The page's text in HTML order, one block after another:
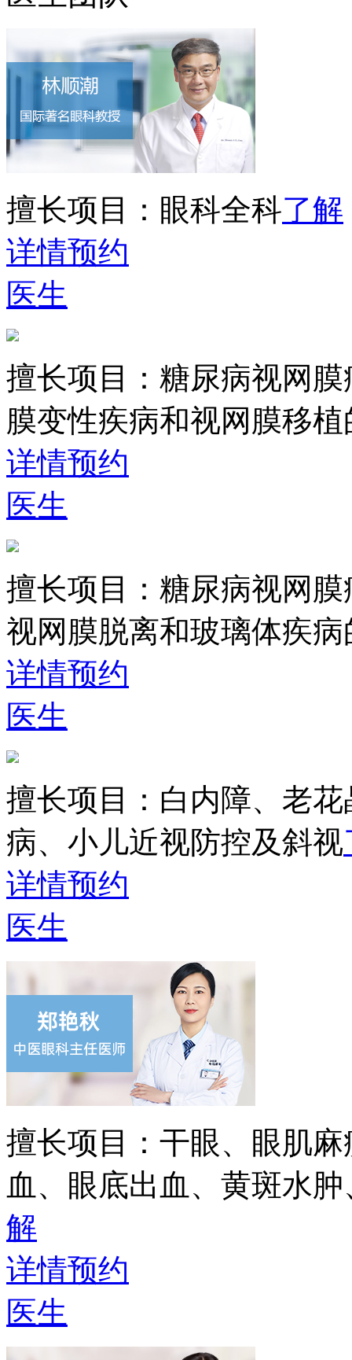
擅长项目： 眼科全科了解
详情预约
医生
擅长项目： 糖尿病视网
膜变性疾病和视网膜移
详情预约
医生
擅长项目： 糖尿病视网
视网膜脱离和玻璃体疾
详情预约
医生
擅长项目： 白内障、老
病、小儿近视防控及斜视
详情预约
医生
擅长项目： 干眼、眼肌
血、眼底出血、黄斑水
解
详情预约
医生